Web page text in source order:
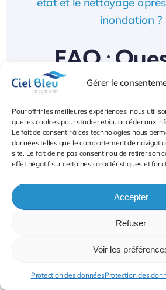
Gérer le
Pour offrir les meilleures expériences, nous
que les cookies pour stocker et/ou accéder aux
Le fait de consentir à ces technologies nous
données telles que le comportement de
site. Le fait de ne pas consentir ou de retirer son
effet négatif sur certaines caractéristiques et
Accepter
Refuser
Voir les
Protection des donnéesProtection des
inondation ?
FAQ :
fréquentes
nettoyage et
en état
sinistre
Une